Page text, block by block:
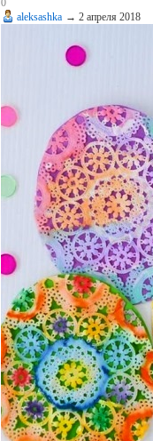
0
aleksashka → 2 апреля 2018